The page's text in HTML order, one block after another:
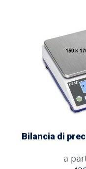
Bilancia di
a